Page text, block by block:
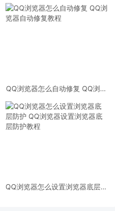
QQ浏览器怎么自动修复 QQ浏览
QQ浏览器怎么设置浏览器底层防